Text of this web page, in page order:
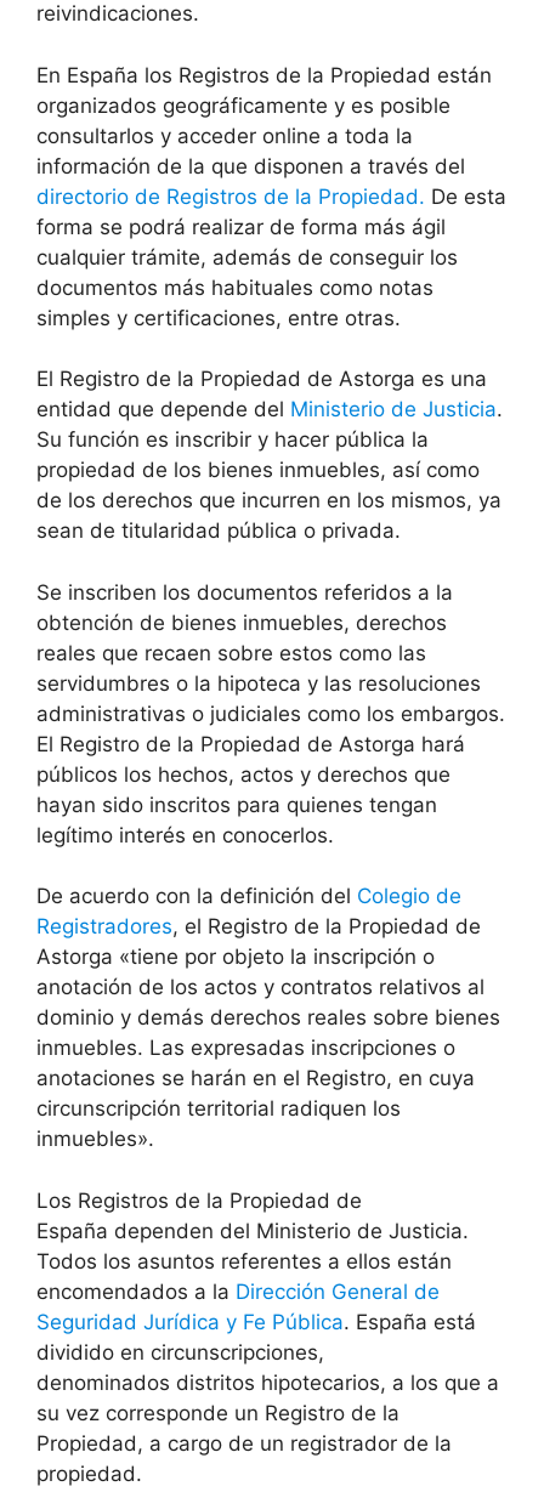
reivindicaciones.
En España los Registros de la Propiedad están
organizados geográficamente y es posible
consultarlos y acceder online a toda la
información de la que disponen a través del
directorio de Registros de la Propiedad. De esta
forma se podrá realizar de forma más ágil
cualquier trámite, además de conseguir los
documentos más habituales como notas
simples y certificaciones, entre otras.
El Registro de la Propiedad de Astorga es una
entidad que depende del Ministerio de Justicia.
Su función es inscribir y hacer pública la
propiedad de los bienes inmuebles, así como
de los derechos que incurren en los mismos, ya
sean de titularidad pública o privada.
Se inscriben los documentos referidos a la
obtención de bienes inmuebles, derechos
reales que recaen sobre estos como las
servidumbres o la hipoteca y las resoluciones
administrativas o judiciales como los embargos.
El Registro de la Propiedad de Astorga hará
públicos los hechos, actos y derechos que
hayan sido inscritos para quienes tengan
legítimo interés en conocerlos.
De acuerdo con la definición del Colegio de
Registradores, el Registro de la Propiedad de
Astorga «tiene por objeto la inscripción o
anotación de los actos y contratos relativos al
dominio y demás derechos reales sobre bienes
inmuebles. Las expresadas inscripciones o
anotaciones se harán en el Registro, en cuya
circunscripción territorial radiquen los
inmuebles».
Los Registros de la Propiedad de
España dependen del Ministerio de Justicia.
Todos los asuntos referentes a ellos están
encomendados a la Dirección General de
Seguridad Jurídica y Fe Pública. España está
dividido en circunscripciones,
denominados distritos hipotecarios, a los que a
su vez corresponde un Registro de la
Propiedad, a cargo de un registrador de la
propiedad.